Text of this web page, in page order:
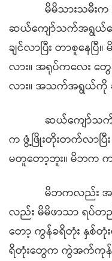
မိမိသားသမီးက အ
ဆယ်ကျော်သက်အရွယ်ရေ
ချင်လာပြီး တာစူနေပ
လား။ အရုပ်ကလေး တွ
လား။ အသက်အရွယ်ကို
ဆယ်ကျော်သက်ဆိုတ
က ဖွံ့ဖြိုးတိုးတက်လာပ
မတူတော့ဘူး။ မိဘက က
မိဘကလည်း အတွေး
လည်း မိမိဖာသာ ရပ်တည်
တော့ ကွန်ခရိတုံး နှစ်
ရိတုံးတွေက ကွဲအက်ကုန်ပ